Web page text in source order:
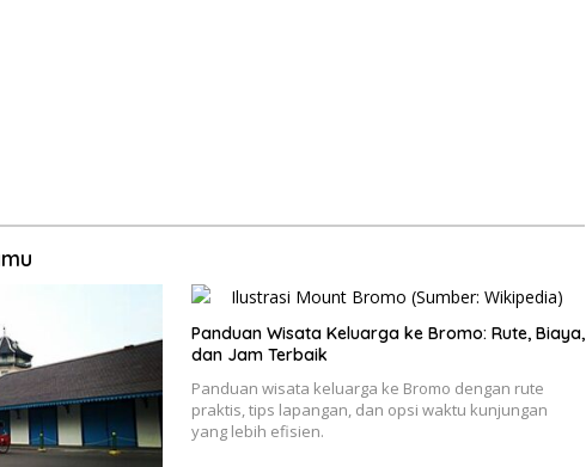
Panduan Wisata Keluarga ke Bromo: Rute, Biaya,
dan Jam Terbaik
Panduan wisata keluarga ke Bromo dengan rute
praktis, tips lapangan, dan opsi waktu kunjungan
yang lebih efisien.